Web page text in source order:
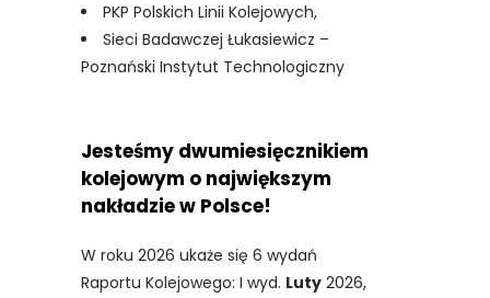
PKP Polskich Linii Kolejowych,
Sieci Badawczej Łukasiewicz –
Poznański Instytut Technologiczny
Jesteśmy dwumiesięcznikiem
kolejowym o największym
nakładzie w Polsce!
W roku 2026 ukaże się 6 wydań
Raportu Kolejowego: I wyd. Luty 2026,